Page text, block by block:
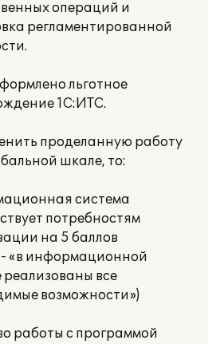
операций и
регламентированной
льготное
1С:ИТС.
проделанную работу
шкале, то:
система
потребностям
на 5 баллов
- «в информационной
реализованы все
возможности»)
работы с программой